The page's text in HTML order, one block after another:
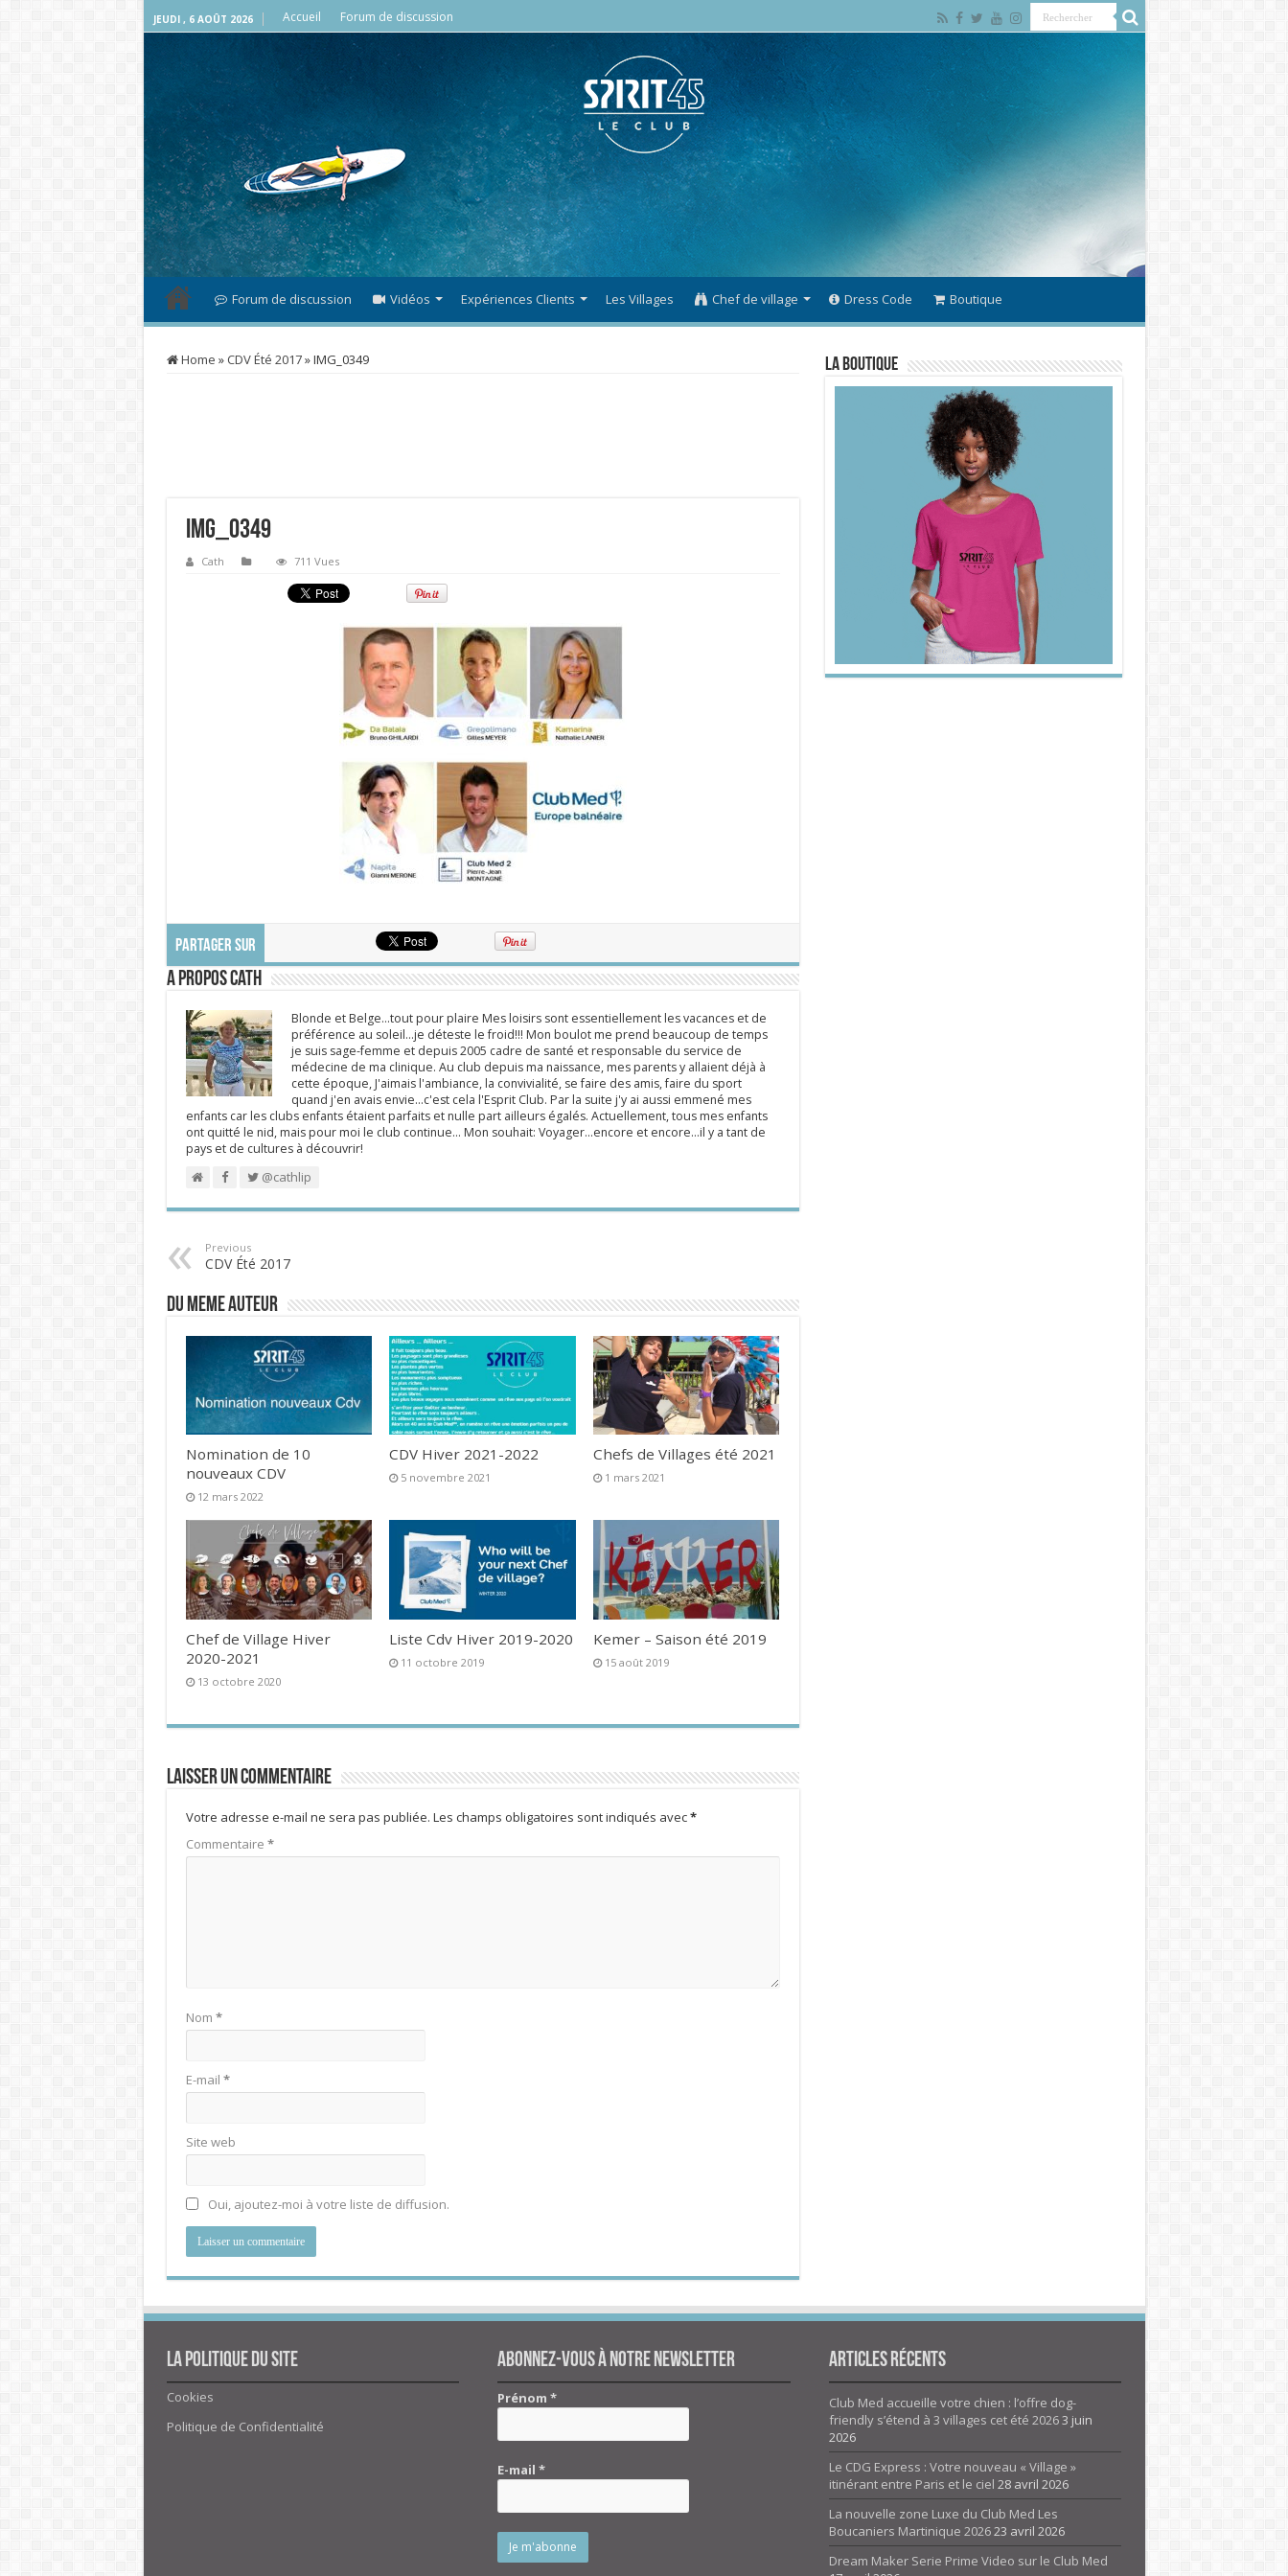
JEUDI , 6 AOÛT 2026 Accueil Forum de discussion
Forum de discussion Vidéos Expériences Clients Les Villages Chef de village Dress Code Boutique
Home » CDV Été 2017»IMG_0349
IMG_0349
Cath 711 Vues
PARTAGER SUR
A propos Cath
Blonde et Belge...tout pour plaire Mes loisirs sont essentiellement les vacances et de
préférence au soleil...je déteste le froid!!! Mon boulot me prend beaucoup de temps
je suis sage-femme et depuis 2005 cadre de santé et responsable du service de
médecine de ma clinique. Au club depuis ma naissance, mes parents y allaient déjà à
cette époque, J'aimais l'ambiance, la convivialité, se faire des amis, faire du sport
quand j'en avais envie...c'est cela l'Esprit Club. Par la suite j'y ai aussi emmené mes
enfants car les clubs enfants étaient parfaits et nulle part ailleurs égalés. Actuellement, tous mes enfants
ont quitté le nid, mais pour moi le club continue... Mon souhait: Voyager...encore et encore...il y a tant de
pays et de cultures à découvrir!
@cathlip
Previous
CDV Été 2017
DU MEME AUTEUR
Nomination de 10
nouveaux CDV
12 mars 2022
CDV Hiver 2021-2022
5 novembre 2021
Chefs de Villages été 2021
1 mars 2021
Chef de Village Hiver
2020-2021
13 octobre 2020
Liste Cdv Hiver 2019-2020
11 octobre 2019
Kemer – Saison été 2019
15 août 2019
Laisser un commentaire
Votre adresse e-mail ne sera pas publiée. Les champs obligatoires sont indiqués avec*
Commentaire *
Nom *
E-mail *
Site web
Oui, ajoutez-moi à votre liste de diffusion.
La Boutique
La politique du site
Cookies
Politique de Confidentialité
Abonnez-vous à notre newsletter
Prénom*
E-mail*
Articles Récents
Club Med accueille votre chien : l’offre dog-
friendly s’étend à 3 villages cet été 20263 juin
2026
Le CDG Express : Votre nouveau « Village »
itinérant entre Paris et le ciel 28 avril 2026
La nouvelle zone Luxe du Club Med Les
Boucaniers Martinique 202623 avril 2026
Dream Maker Serie Prime Video sur le Club Med